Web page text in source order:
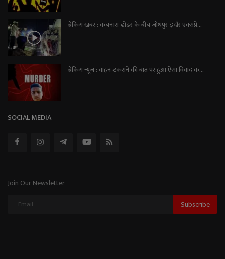
ब्रेकिंग खबर : कचनारा-ढोढर के बीच जोधपुर-इंदौर एक्सप्रे...
ब्रेकिंग न्यूज़ : वाहन टकराने की बात पर हुआ ऐसा विवाद क...
SOCIAL MEDIA
Join Our Newsletter
Subscribe